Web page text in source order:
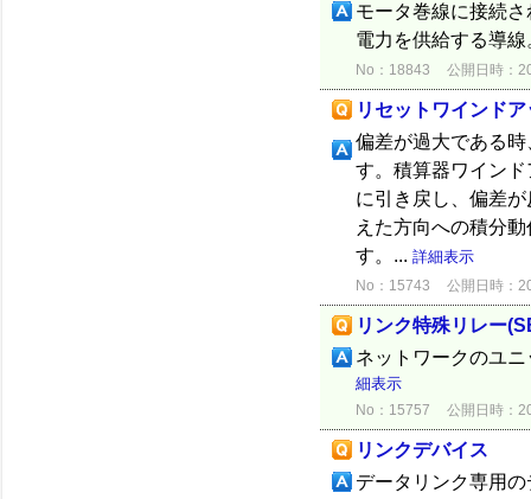
モータ巻線に接続
電力を供給する導
No：18843 公開日時：
リセットワインドア
偏差が過大である
す。積算器ワイン
に引き戻し、偏差
えた方向への積分
す。... 詳細表示
No：15743 公開日時：
リンク特殊リレー
ネットワークのユ
細表示
No：15757 公開日時：
リンクデバイス
データリンク専用